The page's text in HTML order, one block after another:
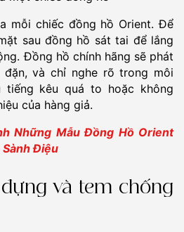
mỗi chiếc đồng hồ Orient. Để
sau đồng hồ sát tai để lắng
Đồng hồ chính hãng sẽ phát
đặn, và chỉ nghe rõ trong môi
tiếng kêu quá to hoặc không
của hàng giả.
Những Mẫu Đồng Hồ Orient
Điệu
và tem chống